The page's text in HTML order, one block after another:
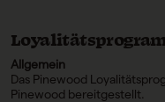
Allgemein
Das Pinewood
Pinewood bereitgestellt.